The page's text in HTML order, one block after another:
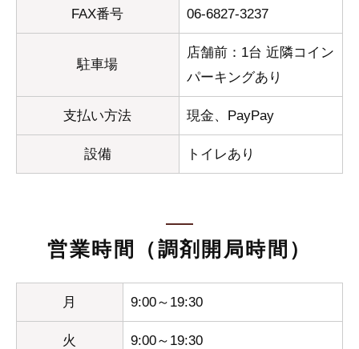
FAX番号 06-6827-3237
駐車場
店舗前：1台 近隣コイン
パーキングあり
支払い方法 現金、PayPay
設備 トイレあり
営業時間（調剤開局時間）
月 9:00～19:30
火 9:00～19:30